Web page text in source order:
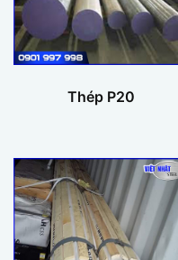
Thép P20